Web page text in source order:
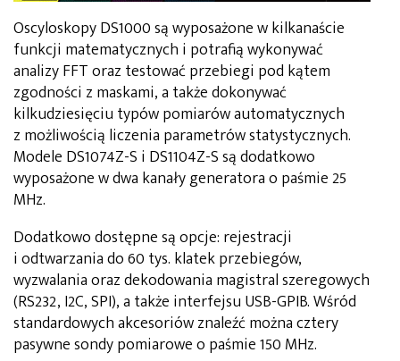
Oscyloskopy DS1000 są wyposażone w kilkanaście
funkcji matematycznych i potrafią wykonywać
analizy FFT oraz testować przebiegi pod kątem
zgodności z maskami, a także dokonywać
kilkudziesięciu typów pomiarów automatycznych
z możliwością liczenia parametrów statystycznych.
Modele DS1074Z-S i DS1104Z-S są dodatkowo
wyposażone w dwa kanały generatora o paśmie 25
MHz.
Dodatkowo dostępne są opcje: rejestracji
i odtwarzania do 60 tys. klatek przebiegów,
wyzwalania oraz dekodowania magistral szeregowych
(RS232, I2C, SPI), a także interfejsu USB-GPIB. Wśród
standardowych akcesoriów znaleźć można cztery
pasywne sondy pomiarowe o paśmie 150 MHz.